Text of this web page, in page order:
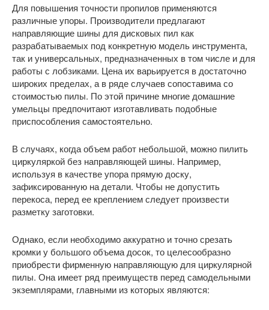
Для повышения точности пропилов применяются
различные упоры. Производители предлагают
направляющие шины для дисковых пил как
разрабатываемых под конкретную модель инструмента,
так и универсальных, предназначенных в том числе и для
работы с лобзиками. Цена их варьируется в достаточно
широких пределах, а в ряде случаев сопоставима со
стоимостью пилы. По этой причине многие домашние
умельцы предпочитают изготавливать подобные
приспособления самостоятельно.
В случаях, когда объем работ небольшой, можно пилить
циркуляркой без направляющей шины. Например,
используя в качестве упора прямую доску,
зафиксированную на детали. Чтобы не допустить
перекоса, перед ее креплением следует произвести
разметку заготовки.
Однако, если необходимо аккуратно и точно срезать
кромки у большого объема досок, то целесообразно
приобрести фирменную направляющую для циркулярной
пилы. Она имеет ряд преимуществ перед самодельными
экземплярами, главными из которых являются: